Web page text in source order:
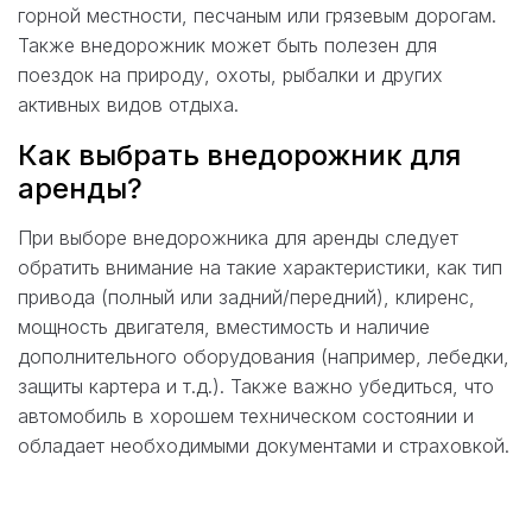
горной местности, песчаным или грязевым дорогам.
Также внедорожник может быть полезен для
поездок на природу, охоты, рыбалки и других
активных видов отдыха.
Как выбрать внедорожник для
аренды?
При выборе внедорожника для аренды следует
обратить внимание на такие характеристики, как тип
привода (полный или задний/передний), клиренс,
мощность двигателя, вместимость и наличие
дополнительного оборудования (например, лебедки,
защиты картера и т.д.). Также важно убедиться, что
автомобиль в хорошем техническом состоянии и
обладает необходимыми документами и страховкой.